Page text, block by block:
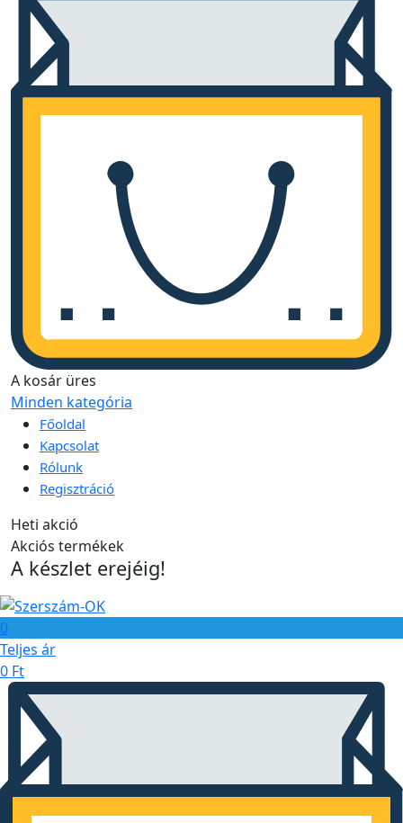
A kosár üres
Minden kategória
Főoldal
Kapcsolat
Rólunk
Regisztráció
Heti akció
Akciós termékek
A készlet erejéig!
0
Teljes ár
0 Ft